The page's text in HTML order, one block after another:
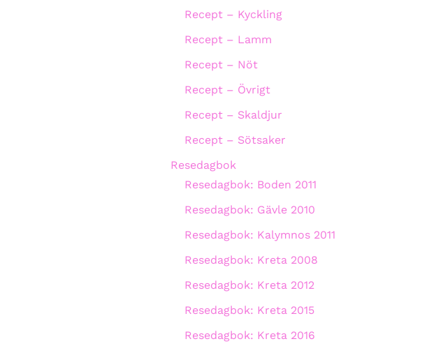
Recept – Kyckling
Recept – Lamm
Recept – Nöt
Recept – Övrigt
Recept – Skaldjur
Recept – Sötsaker
Resedagbok
Resedagbok: Boden 2011
Resedagbok: Gävle 2010
Resedagbok: Kalymnos 2011
Resedagbok: Kreta 2008
Resedagbok: Kreta 2012
Resedagbok: Kreta 2015
Resedagbok: Kreta 2016